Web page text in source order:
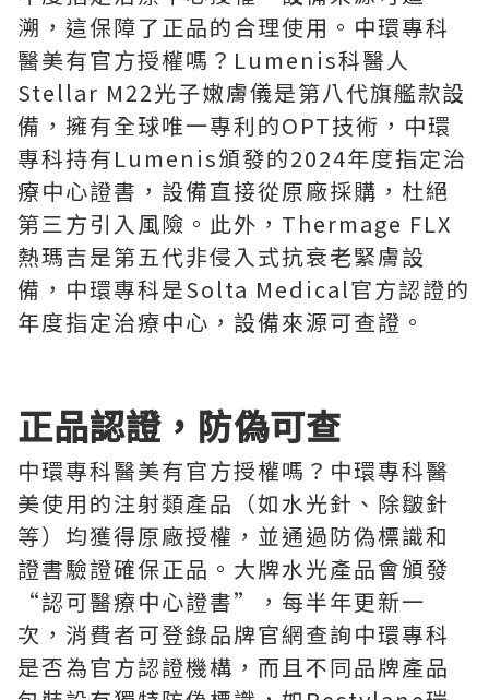
溯，這保障了正品的合理使用。中環專科
醫美有官方授權嗎？Lumenis科醫人
Stellar M22光子嫩膚儀是第八代旗艦款設
備，擁有全球唯一專利的OPT技術，中環
專科持有Lumenis頒發的2024年度指定治
療中心證書，設備直接從原廠採購，杜絕
第三方引入風險。此外，Thermage FLX
熱瑪吉是第五代非侵入式抗衰老緊膚設
備，中環專科是Solta Medical官方認證的
年度指定治療中心，設備來源可查證。
正品認證，防偽可查
中環專科醫美有官方授權嗎？中環專科醫
美使用的注射類產品（如水光針、除皺針
等）均獲得原廠授權，並通過防偽標識和
證書驗證確保正品。大牌水光產品會頒發
“認可醫療中心證書”，每半年更新一
次，消費者可登錄品牌官網查詢中環專科
是否為官方認證機構，而且不同品牌產品